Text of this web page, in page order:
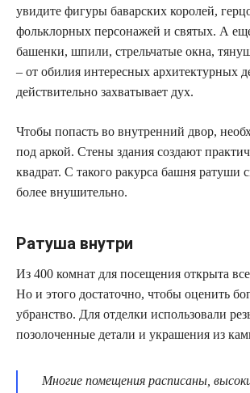
увидите фигуры баварских королей,
фольклорных персонажей и святых. А еще
башенки, шпили, стрельчатые окна,
– от обилия интересных архитектурных
действительно захватывает дух.
Чтобы попасть во внутренний двор,
под аркой. Стены здания создают
квадрат. С такого ракурса башня ратуши
более внушительно.
Ратуша внутри
Из 400 комнат для посещения открыта
Но и этого достаточно, чтобы оценить
убранство. Для отделки использовали
позолоченные детали и украшения из
Многие помещения расписаны,